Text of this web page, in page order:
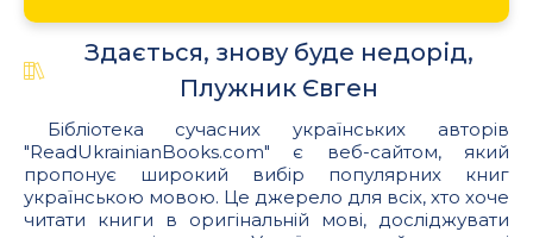
Здається, знову буде недорід,
Плужник Євген
Бібліотека сучасних українських авторів
"ReadUkrainianBooks.com" є веб-сайтом, який
пропонує широкий вибір популярних книг
українською мовою. Це джерело для всіх, хто хоче
читати книги в оригінальній мові, досліджувати